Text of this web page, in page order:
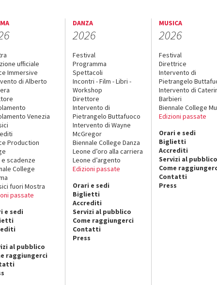
ufficiale
Immersive
di Alberto
Venezia
Production
e scadenze
College
fuori Mostra
passate
e sedi
al pubblico
raggiungerci
DANZA
2026
Festival
Programma
Spettacoli
Incontri - Film - Libri -
Workshop
Direttore
Intervento di
Pietrangelo Buttafuoco
Intervento di Wayne
McGregor
Biennale College Danza
Leone d’oro alla carriera
Leone d’argento
Edizioni passate
Orari e sedi
Biglietti
Accrediti
Servizi al pubblico
Come raggiungerci
Contatti
Press
MUSICA
2026
Festival
Direttrice
Intervento di
Pietrangelo
Intervento di
Barbieri
Biennale College
Edizioni passate
Orari e sedi
Biglietti
Accrediti
Servizi al pubblico
Come
Contatti
Press